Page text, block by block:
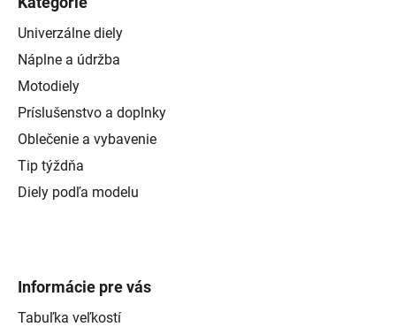
Univerzálne diely
Náplne a údržba
Motodiely
Príslušenstvo a doplnky
Oblečenie a vybavenie
Tip týždňa
Diely podľa modelu
Informácie pre vás
Tabuľka veľkostí